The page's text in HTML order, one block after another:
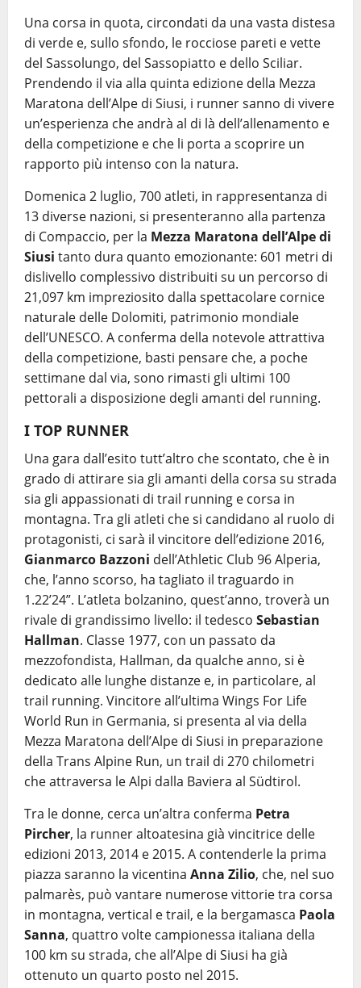
Una corsa in quota, circondati da una vasta distesa
di verde e, sullo sfondo, le rocciose pareti e vette
del Sassolungo, del Sassopiatto e dello Sciliar.
Prendendo il via alla quinta edizione della Mezza
Maratona dell’Alpe di Siusi, i runner sanno di vivere
un’esperienza che andrà al di là dell’allenamento e
della competizione e che li porta a scoprire un
rapporto più intenso con la natura.
Domenica 2 luglio, 700 atleti, in rappresentanza di
13 diverse nazioni, si presenteranno alla partenza
di Compaccio, per la Mezza Maratona dell’Alpe di
Siusi tanto dura quanto emozionante: 601 metri di
dislivello complessivo distribuiti su un percorso di
21,097 km impreziosito dalla spettacolare cornice
naturale delle Dolomiti, patrimonio mondiale
dell’UNESCO. A conferma della notevole attrattiva
della competizione, basti pensare che, a poche
settimane dal via, sono rimasti gli ultimi 100
pettorali a disposizione degli amanti del running.
I TOP RUNNER
Una gara dall’esito tutt’altro che scontato, che è in
grado di attirare sia gli amanti della corsa su strada
sia gli appassionati di trail running e corsa in
montagna. Tra gli atleti che si candidano al ruolo di
protagonisti, ci sarà il vincitore dell’edizione 2016,
Gianmarco Bazzoni dell’Athletic Club 96 Alperia,
che, l’anno scorso, ha tagliato il traguardo in
1.22’24”. L’atleta bolzanino, quest’anno, troverà un
rivale di grandissimo livello: il tedesco Sebastian
Hallman. Classe 1977, con un passato da
mezzofondista, Hallman, da qualche anno, si è
dedicato alle lunghe distanze e, in particolare, al
trail running. Vincitore all’ultima Wings For Life
World Run in Germania, si presenta al via della
Mezza Maratona dell’Alpe di Siusi in preparazione
della Trans Alpine Run, un trail di 270 chilometri
che attraversa le Alpi dalla Baviera al Südtirol.
Tra le donne, cerca un’altra conferma Petra
Pircher, la runner altoatesina già vincitrice delle
edizioni 2013, 2014 e 2015. A contenderle la prima
piazza saranno la vicentina Anna Zilio, che, nel suo
palmarès, può vantare numerose vittorie tra corsa
in montagna, vertical e trail, e la bergamasca Paola
Sanna, quattro volte campionessa italiana della
100 km su strada, che all’Alpe di Siusi ha già
ottenuto un quarto posto nel 2015.